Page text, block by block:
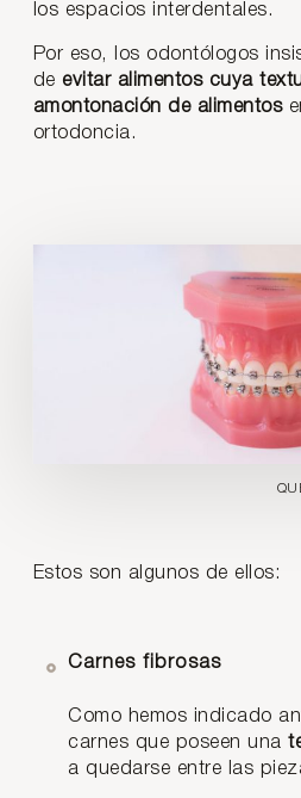
los espacios interdentales.
Por eso, los odontólogos
de evitar alimentos cuya
amontonación de alimentos
ortodoncia.
Estos son algunos de ellos:
Carnes fibrosas
Como hemos indicado
carnes que poseen una
a quedarse entre las